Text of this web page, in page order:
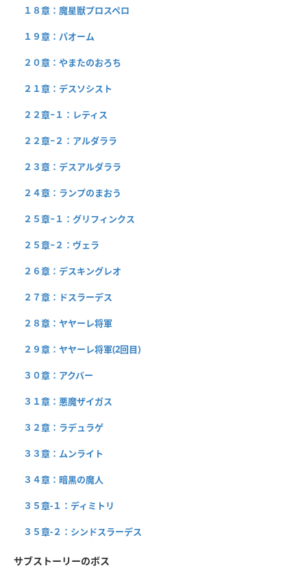
１８章：魔星獣プロスペロ
１９章：パオーム
２０章：やまたのおろち
２１章：デスソシスト
２２章−１：レティス
２２章−２：アルダララ
２３章：デスアルダララ
２４章：ランプのまおう
２５章−１：グリフィンクス
２５章−２：ヴェラ
２６章：デスキングレオ
２７章：ドスラーデス
２８章：ヤヤーレ将軍
２９章：ヤヤーレ将軍(2回目)
３０章：アクバー
３１章：悪魔ザイガス
３２章：ラデュラゲ
３３章：ムンライト
３４章：暗黒の魔人
３５章-１：ディミトリ
３５章-２：シンドスラーデス
サブストーリーのボス